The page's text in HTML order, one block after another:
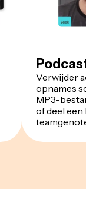
Verwijder
opnames
MP3-
of deel